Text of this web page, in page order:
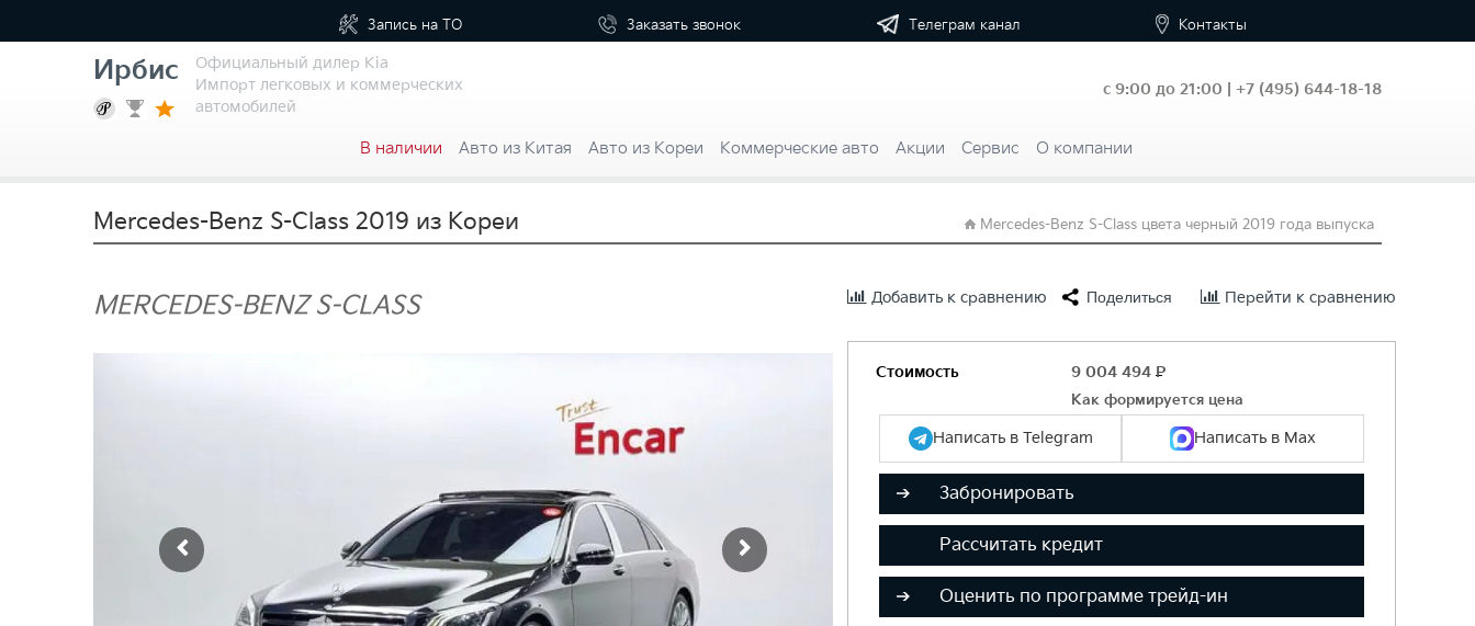
Запись на ТО Заказать звонок Телеграм канал Контакты
Ирбис
Официальный дилер Kia
Импорт легковых и коммерческих
автомобилей
с 9:00 до 21:00 | +7 (495) 644-18-18
В наличии Авто из Китая Авто из Кореи Коммерческие авто Акции Сервис О компании
Mercedes-Benz S-Class цвета черный 2019 года выпуска
Mercedes-Benz S-Class 2019 из Кореи
MERCEDES-BENZ S-CLASS Добавить к сравнению Поделиться Перейти к сравнению
Стоимость 9 004 494 Р
Как формируется цена
Написать в Telegram Написать в Max
Забронировать
Рассчитать кредит
Оценить по программе трейд-ин